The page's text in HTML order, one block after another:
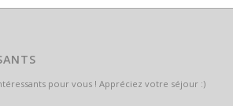
pour vous ! Appréciez votre séjour :)